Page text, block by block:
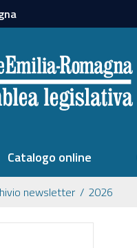
Catalogo online
newsletter 2026